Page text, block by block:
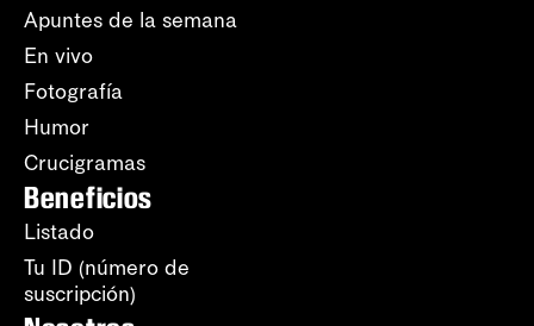
Apuntes de la semana
En vivo
Fotografía
Humor
Crucigramas
Beneficios
Listado
Tu ID (número de
suscripción)